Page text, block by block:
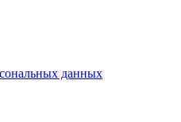
данных